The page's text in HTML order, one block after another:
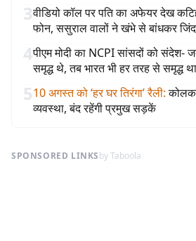
3वीडियो कॉल पर पति का अफेयर देख
फोन, ससुराल वालों ने खंभे से बांधकर
4पीएम मोदी का NCPI सांसदों को संदेश-
समृद्ध थे, तब भारत भी हर तरह से समृद्ध था
510 अगस्त को ‘हर घर तिरंगा’ रैली:
व्यवस्था, बंद रहेंगी प्रमुख सड़कें
SPONSORED LINKSby Taboola